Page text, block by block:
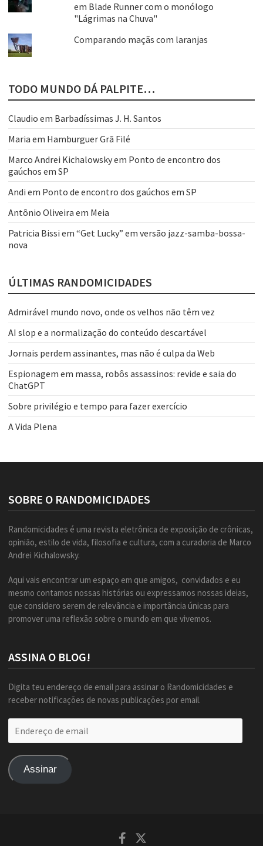
em Blade Runner com o monólogo
"Lágrimas na Chuva"
Comparando maçãs com laranjas
TODO MUNDO DÁ PALPITE…
Claudio em Barbadíssimas J. H. Santos
Maria em Hamburguer Grã Filé
Marco Andrei Kichalowskyem Ponto de encontro dos
gaúchos em SP
Andi em Ponto de encontro dos gaúchos em SP
Antônio Oliveira em Meia
Patricia Bissi em “Get Lucky” em versão jazz-samba-bossa-
nova
ÚLTIMAS RANDOMICIDADES
Admirável mundo novo, onde os velhos não têm vez
AI slop e a normalização do conteúdo descartável
Jornais perdem assinantes, mas não é culpa da Web
Espionagem em massa, robôs assassinos: revide e saia do
ChatGPT
Sobre privilégio e tempo para fazer exercício
A Vida Plena
SOBRE O RANDOMICIDADES
Randomicidades é uma revista eletrônica de exposição de crônicas,
opinião, estilo de vida, filosofia e cultura, com a curadoria de Marco
Andrei Kichalowsky.
Aqui vais encontrar um espaço em que amigos, convidados e eu
mesmo contamos nossas histórias ou expressamos nossas ideias,
que considero serem de relevância e importância únicas para
promover uma reflexão sobre o mundo em que vivemos.
ASSINA O BLOG!
Digita teu endereço de email para assinar o Randomicidades e
receber notificações de novas publicações por email.
de
Assinar
Facebook